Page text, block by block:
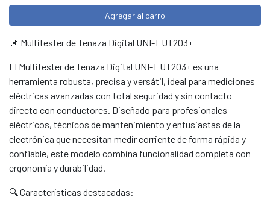
Agregar al carro
📌 Multitester de Tenaza Digital UNI-T UT203+
El Multitester de Tenaza Digital UNI-T UT203+ es una
herramienta robusta, precisa y versátil, ideal para mediciones
eléctricas avanzadas con total seguridad y sin contacto
directo con conductores. Diseñado para profesionales
eléctricos, técnicos de mantenimiento y entusiastas de la
electrónica que necesitan medir corriente de forma rápida y
confiable, este modelo combina funcionalidad completa con
ergonomía y durabilidad.
🔍 Características destacadas: